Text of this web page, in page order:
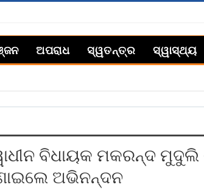
ଅପରାଧ ସ୍ୱତନ୍ତ୍ର ସ୍ୱାସ୍ଥ୍ୟ
ବିଧାୟକ ମକରନ୍ଦ
ଅଭିନନ୍ଦନ